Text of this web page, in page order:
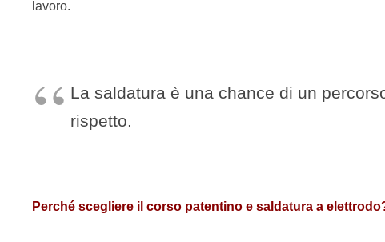
lavoro.
La saldatura è una chance di un
rispetto.
Perché scegliere il corso patentino e saldatura a